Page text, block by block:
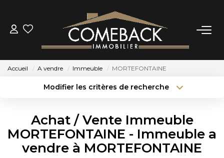
ACHETER
NOTRE AGENCE
Accueil A vendre Immeuble MORTEFONTAINE
Modifier les critères de recherche
Sélectionnez...
Type de bien
Surface min
Budget max Plus de critères
Achat / Vente Immeuble
MORTEFONTAINE - Immeuble a
vendre à MORTEFONTAINE